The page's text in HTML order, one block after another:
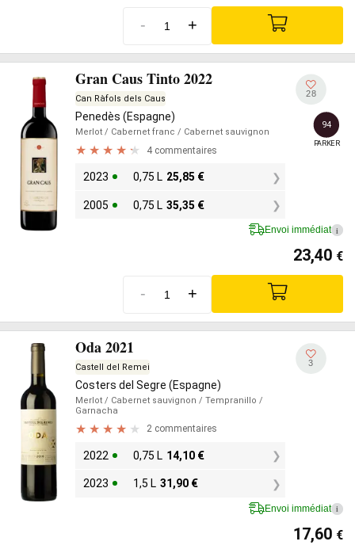
- +
Gran Caus Tinto 2022
Can Ràfols dels Caus
Penedès (Espagne)
Merlot / Cabernet franc / Cabernet sauvignon
4 commentaires
2023 0,75 L 25,85 €
2005 0,75 L 35,35 €
28
94
PARKER
Envoi immédiat i
23,40 €
- +
Oda 2021
Castell del Remei
Costers del Segre (Espagne)
Merlot / Cabernet sauvignon / Tempranillo /
Garnacha
2 commentaires
2022 0,75 L 14,10 €
2023 1,5 L 31,90 €
3
Envoi immédiat i
17,60 €